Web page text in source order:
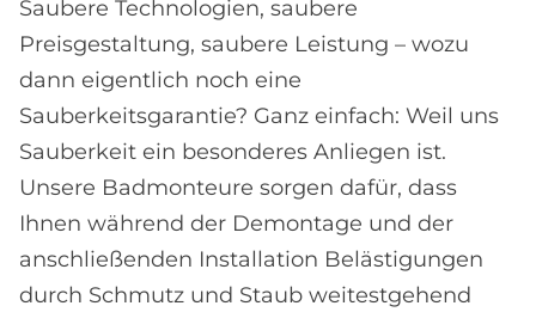
Saubere Technologien, saubere
Preisgestaltung, saubere Leistung – wozu
dann eigentlich noch eine
Sauberkeitsgarantie? Ganz einfach: Weil uns
Sauberkeit ein besonderes Anliegen ist.
Unsere Badmonteure sorgen dafür, dass
Ihnen während der Demontage und der
anschließenden Installation Belästigungen
durch Schmutz und Staub weitestgehend